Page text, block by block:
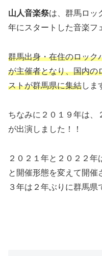
山人音楽祭は、群馬ロッ
年にスタートした音楽フ
群馬出身・在住のロック
が主催者となり、国内の
ストが群馬県に集結しま
ちなみに２０１９年は、
が出演しました！！
２０２１年と２０２２
と開催形態を変えて開催
３年は２年ぶりに群馬県